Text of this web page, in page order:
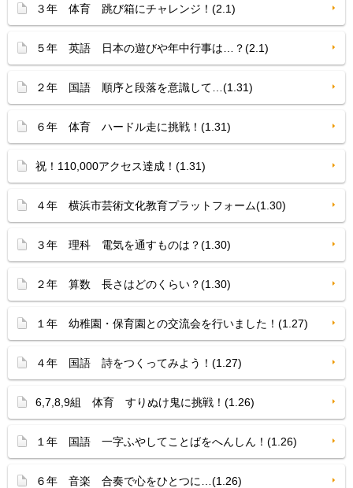
３年 体育 跳び箱にチャレンジ！(2.1)
５年 英語 日本の遊びや年中行事は…？(2.1)
２年 国語 順序と段落を意識して…(1.31)
６年 体育 ハードル走に挑戦！(1.31)
祝！110,000アクセス達成！(1.31)
４年 横浜市芸術文化教育プラットフォーム(1.30)
３年 理科 電気を通すものは？(1.30)
２年 算数 長さはどのくらい？(1.30)
１年 幼稚園・保育園との交流会を行いました！(1.27)
４年 国語 詩をつくってみよう！(1.27)
6,7,8,9組 体育 すりぬけ鬼に挑戦！(1.26)
１年 国語 一字ふやしてことばをへんしん！(1.26)
６年 音楽 合奏で心をひとつに…(1.26)